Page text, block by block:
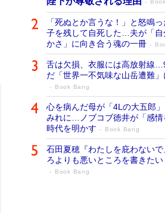
「死ぬとか言うな！」と怒鳴
子を残して自死した…夫が「自
かさ」に向き合う魂の一冊
舌は欠損、衣服には高放射線
だ「世界一不気味な山岳遭難」
Book Bang
心を病んだ母が「4Lの大五郎
みれに…ノブコブ徳井が「感情
時代を明かす
Book Bang
石田夏穂『わたしを庇わないで
ろよりも悪いところを書きたい
Book Bang